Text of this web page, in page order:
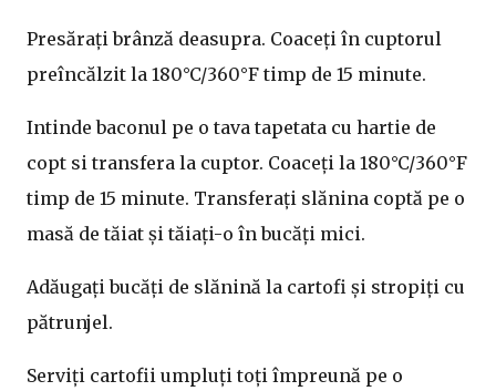
Presărați brânză deasupra. Coaceți în cuptorul
preîncălzit la 180°C/360°F timp de 15 minute.
Intinde baconul pe o tava tapetata cu hartie de
copt si transfera la cuptor. Coaceți la 180°C/360°F
timp de 15 minute. Transferați slănina coptă pe o
masă de tăiat și tăiați-o în bucăți mici.
Adăugați bucăți de slănină la cartofi și stropiți cu
pătrunjel.
Serviți cartofii umpluți toți împreună pe o